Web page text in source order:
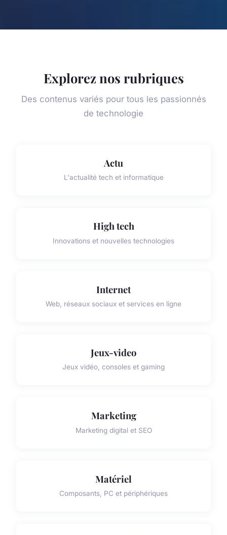
Explorez nos rubriques
Des contenus variés pour tous les passionnés
de technologie
Actu
L'actualité tech et informatique
High tech
Innovations et nouvelles technologies
Internet
Web, réseaux sociaux et services en ligne
Jeux-video
Jeux vidéo, consoles et gaming
Marketing
Marketing digital et SEO
Matériel
Composants, PC et périphériques